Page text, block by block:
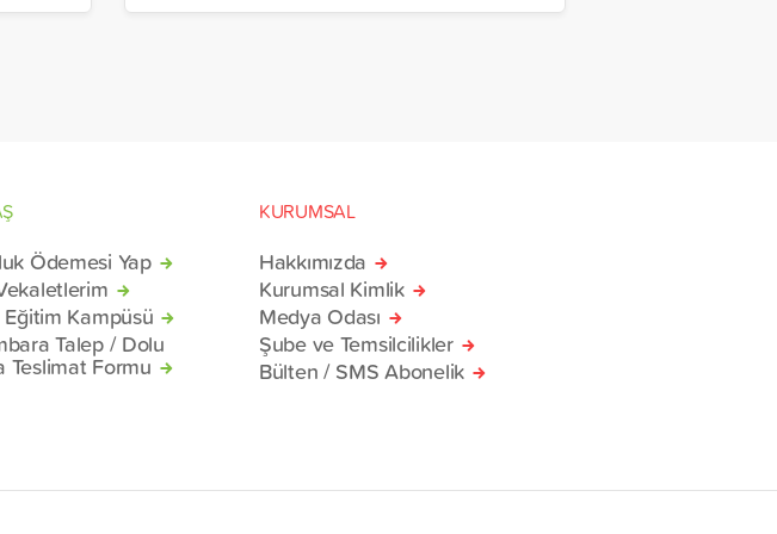
hazırlanan ve içerisinde acil ihtiyaç
Ödemesi Yap
Eğitim Kampüsü
Talep / Dolu
Teslimat Formu
KURUMSAL
Hakkımızda
Kurumsal Kimlik
Medya Odası
Şube ve Temsilcilikler
Bülten / SMS Abonelik